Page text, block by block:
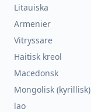
Litauiska
Armenier
Vitryssare
Haitisk kreol
Macedonsk
Mongolisk (kyrillisk)
lao